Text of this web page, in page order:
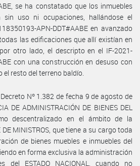
se ha constatado que los inmuebles
sin uso ni ocupaciones, hallándose el
APN-DDT#AABE en avanzado
las edificaciones que allí existían en
otro lado, el descripto en el IF-2021-
con una construcción en desuso con
resto del terreno baldío.
Nº 1.382 de fecha 9 de agosto de
DE ADMINISTRACIÓN DE BIENES DEL
descentralizado en el ámbito de la
DE MINISTROS, que tiene a su cargo toda
de bienes muebles e inmuebles del
en forma exclusiva la administración
del ESTADO NACIONAL, cuando no